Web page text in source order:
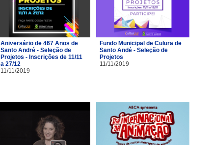
Aniversário de 467 Anos de
Santo André - Seleção de
Projetos - Inscrições de 11/11
a 27/12
11/11/2019
Fundo Municipal de Culura de
Santo Andé - Seleção de
Projetos
11/11/2019